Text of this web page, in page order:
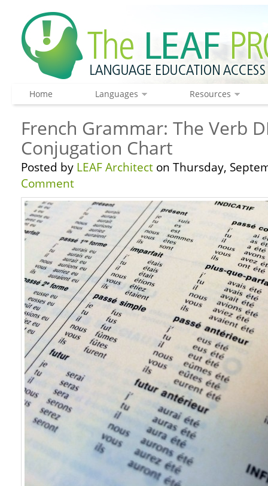
Home Languages Resources
French Grammar: The Verb
Conjugation Chart
Posted by LEAF Architect on Thursday,
Comment